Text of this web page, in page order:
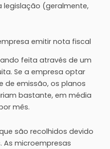
(geralmente,
emitir nota fiscal
feita através de um
Se a empresa optar
emissão, os planos
bastante, em média
mês.
são recolhidos devido
As microempresas